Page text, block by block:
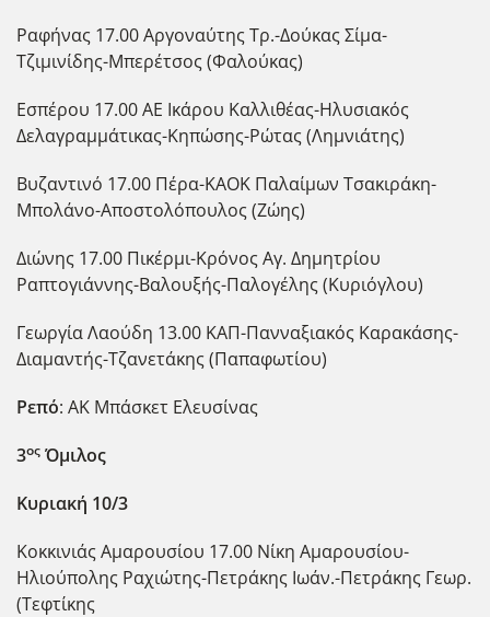
Ραφήνας 17.00 Αργοναύτης Τρ.-Δούκας Σίμα-
Τζιμινίδης-Μπερέτσος (Φαλούκας)
Εσπέρου 17.00 ΑΕ Ικάρου Καλλιθέας-Ηλυσιακός
Δελαγραμμάτικας-Κηπώσης-Ρώτας (Λημνιάτης)
Βυζαντινό 17.00 Πέρα-ΚΑΟΚ Παλαίμων Τσακιράκη-
Μπολάνο-Αποστολόπουλος (Ζώης)
Διώνης 17.00 Πικέρμι-Κρόνος Αγ. Δημητρίου
Ραπτογιάννης-Βαλουξής-Παλογέλης (Κυριόγλου)
Γεωργία Λαούδη 13.00 ΚΑΠ-Πανναξιακός Καρακάσης-
Διαμαντής-Τζανετάκης (Παπαφωτίου)
Ρεπό: ΑΚ Μπάσκετ Ελευσίνας
3ος Όμιλος
Κυριακή 10/3
Κοκκινιάς Αμαρουσίου 17.00 Νίκη Αμαρουσίου-
Ηλιούπολης Ραχιώτης-Πετράκης Ιωάν.-Πετράκης Γεωρ.
(Τεφτίκης